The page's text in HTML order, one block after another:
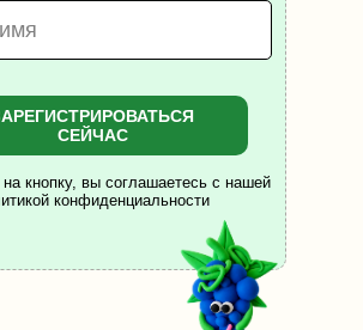
СЕЙЧАС
кнопку, вы соглашаетесь с нашей
конфиденциальности